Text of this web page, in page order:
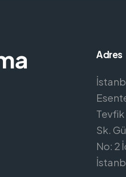
Adres
Sk.
No: 2